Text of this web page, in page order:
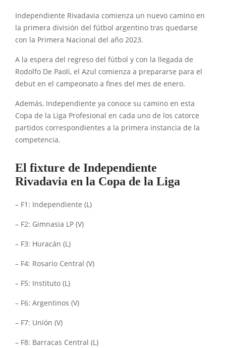
Independiente Rivadavia comienza un nuevo camino en
la primera división del fútbol argentino tras quedarse
con la Primera Nacional del año 2023.
A la espera del regreso del fútbol y con la llegada de
Rodolfo De Paoli, el Azul comienza a prepararse para el
debut en el campeonato a fines del mes de enero.
Además, Independiente ya conoce su camino en esta
Copa de la Liga Profesional en cada uno de los catorce
partidos correspondientes a la primera instancia de la
competencia.
El fixture de Independiente
Rivadavia en la Copa de la Liga
– F1: Independiente (L)
– F2: Gimnasia LP (V)
– F3: Huracán (L)
– F4: Rosario Central (V)
– F5: Instituto (L)
– F6: Argentinos (V)
– F7: Unión (V)
– F8: Barracas Central (L)